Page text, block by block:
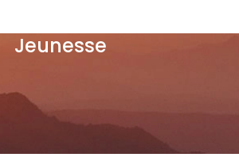
Jeunesse